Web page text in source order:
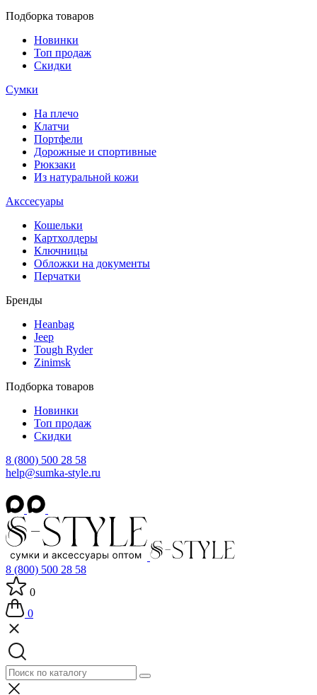
Подборка товаров
Новинки
Топ продаж
Скидки
Сумки
На плечо
Клатчи
Портфели
Дорожные и спортивные
Рюкзаки
Из натуральной кожи
Акссесуары
Кошельки
Картхолдеры
Ключницы
Обложки на документы
Перчатки
Бренды
Heanbag
Jeep
Tough Ryder
Zinimsk
Подборка товаров
Новинки
Топ продаж
Скидки
8 (800) 500 28 58
help@sumka-style.ru
8 (800) 500 28 58
0
0